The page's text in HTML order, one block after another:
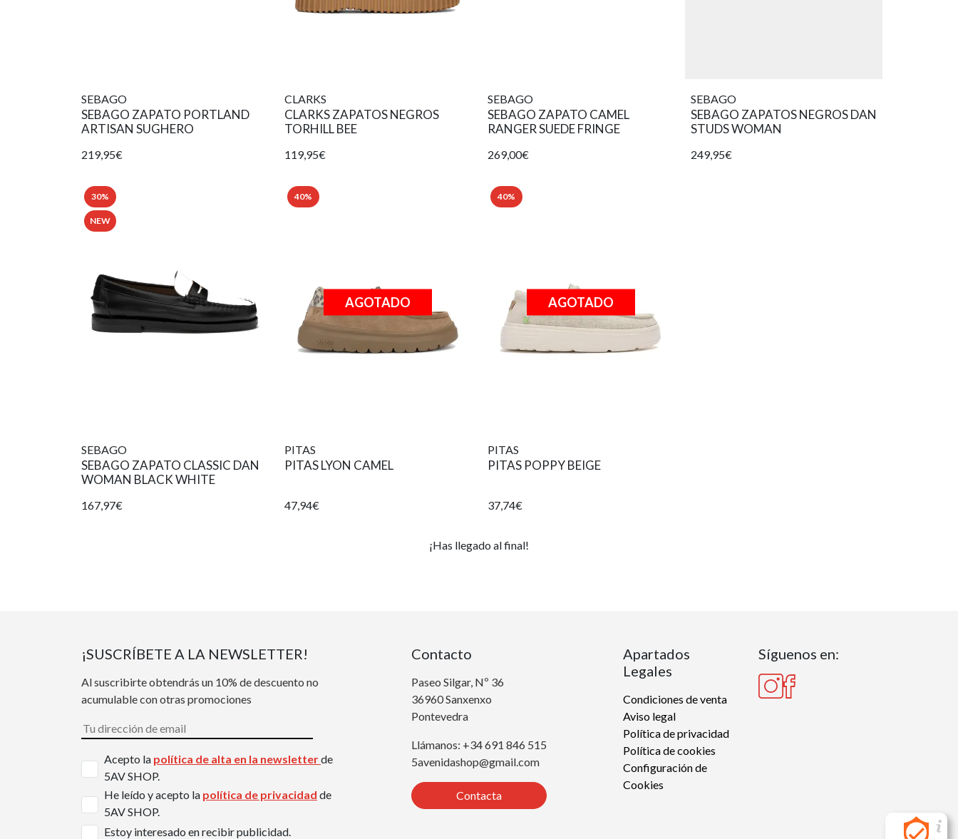
SEBAGO
SEBAGO ZAPATO PORTLAND
ARTISAN SUGHERO
219,95€
CLARKS
CLARKS ZAPATOS NEGROS
TORHILL BEE
119,95€
SEBAGO
SEBAGO ZAPATO CAMEL
RANGER SUEDE FRINGE
269,00€
SEBAGO
SEBAGO ZAPATOS NEGROS DAN
STUDS WOMAN
249,95€
30%
NEW
SEBAGO
SEBAGO ZAPATO CLASSIC DAN
WOMAN BLACK WHITE
167,97€
40%
AGOTADO
PITAS
PITAS LYON CAMEL
47,94€
40%
AGOTADO
PITAS
PITAS POPPY BEIGE
37,74€
¡Has llegado al final!
¡SUSCRÍBETE A LA NEWSLETTER!
Al suscribirte obtendrás un 10% de descuento no
acumulable con otras promociones
Acepto la política de alta en la newsletterde
5AV SHOP.
He leído y acepto la política de privacidad de
5AV SHOP.
Estoy interesado en recibir publicidad.
Contacto
Paseo Silgar, Nº 36
36960 Sanxenxo
Pontevedra
Llámanos: +34 691 846 515
5avenidashop@gmail.com
Contacta
Apartados
Legales
Condiciones de venta
Aviso legal
Política de privacidad
Política de cookies
Configuración de
Cookies
Síguenos en: